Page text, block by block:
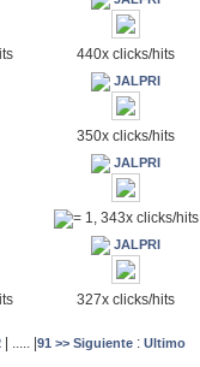
440x clicks/hits
JALPRI
350x clicks/hits
JALPRI
= 1, 343x clicks/hits
JALPRI
327x clicks/hits
..... 91 >> Siguiente : Ultimo